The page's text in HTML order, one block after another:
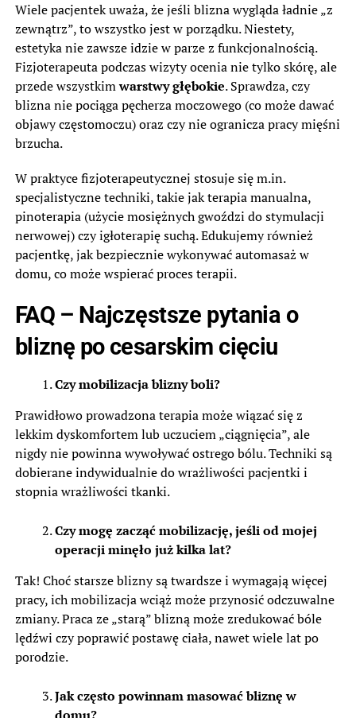
Wiele pacjentek uważa, że jeśli blizna wygląda ładnie „z
zewnątrz”, to wszystko jest w porządku. Niestety,
estetyka nie zawsze idzie w parze z funkcjonalnością.
Fizjoterapeuta podczas wizyty ocenia nie tylko skórę, ale
przede wszystkimwarstwy głębokie. Sprawdza, czy
blizna nie pociąga pęcherza moczowego (co może dawać
objawy częstomoczu) oraz czy nie ogranicza pracy mięśni
brzucha.
W praktyce fizjoterapeutycznej stosuje się m.in.
specjalistyczne techniki, takie jak terapia manualna,
pinoterapia (użycie mosiężnych gwoździ do stymulacji
nerwowej) czy igłoterapię suchą. Edukujemy również
pacjentkę, jak bezpiecznie wykonywać automasaż w
domu, co może wspierać proces terapii.
FAQ – Najczęstsze pytania o
bliznę po cesarskim cięciu
Czy mobilizacja blizny boli?
Prawidłowo prowadzona terapia może wiązać się z
lekkim dyskomfortem lub uczuciem „ciągnięcia”, ale
nigdy nie powinna wywoływać ostrego bólu. Techniki są
dobierane indywidualnie do wrażliwości pacjentki i
stopnia wrażliwości tkanki.
Czy mogę zacząć mobilizację, jeśli od mojej
operacji minęło już kilka lat?
Tak! Choć starsze blizny są twardsze i wymagają więcej
pracy, ich mobilizacja wciąż może przynosić odczuwalne
zmiany. Praca ze „starą” blizną może zredukować bóle
lędźwi czy poprawić postawę ciała, nawet wiele lat po
porodzie.
Jak często powinnam masować bliznę w